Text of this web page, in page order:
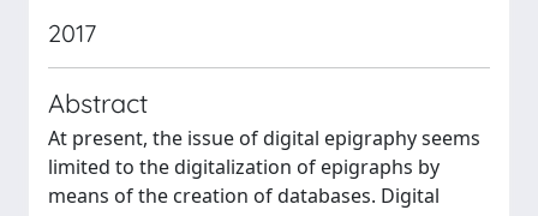
2017
Abstract
At present, the issue of digital epigraphy seems
limited to the digitalization of epigraphs by
means of the creation of databases. Digital